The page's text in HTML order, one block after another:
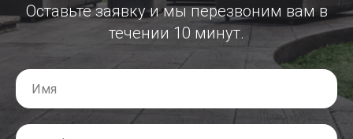
Оставьте заявку и мы перезвоним вам в
течении 10 минут.